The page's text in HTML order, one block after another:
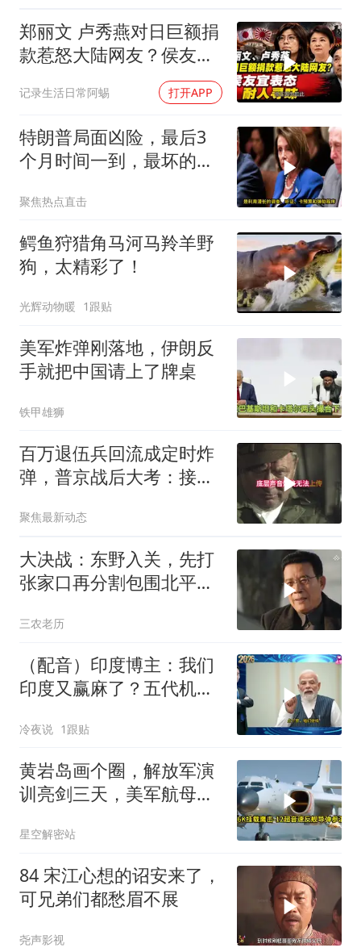
郑丽文 卢秀燕对日巨额捐
款惹怒大陆网友？侯友宜
记录生活日常阿蜴 打开APP
特朗普局面凶险，最后3
个月时间一到，最坏的结
聚焦热点直击
鳄鱼狩猎角马河马羚羊野
狗，太精彩了！
光辉动物暖 1跟贴
美军炸弹刚落地，伊朗反
手就把中国请上了牌桌
铁甲雄狮
百万退伍兵回流成定时炸
弹，普京战后大考：接不
聚焦最新动态
大决战：东野入关，先打
张家口再分割包围北平，
三农老历
（配音）印度博主：我们
印度又赢麻了？五代机还
贴上了，欧洲还排着队求
合作
冷夜说 1跟贴
黄岩岛画个圈，解放军演
训亮剑三天，美军航母从
星空解密站
84 宋江心想的诏安来了，
可兄弟们都愁眉不展
尧声影视